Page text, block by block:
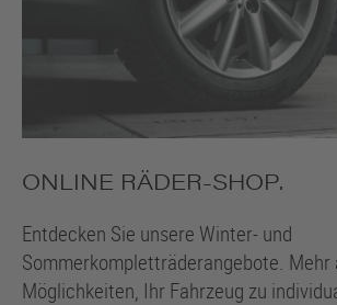
ONLINE RÄDER-SHOP.
Entdecken Sie unsere Winter- und
Sommerkompletträderangebote. Mehr
Möglichkeiten, Ihr Fahrzeug zu